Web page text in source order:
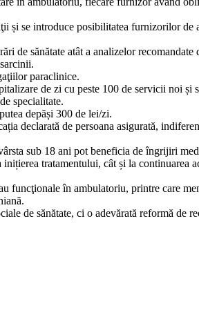
se introduce posibilitatea furnizorilor de
de sănătate atât a analizelor
paraclinice.
de zi cu peste 100 de servicii noi
specialitate.
depăși 300 de lei/zi.
de persoana asigurată,
sub 18 ani pot beneficia de îngrijiri
tratamentului, cât și la continuarea
în ambulatoriu, printre care
de sănătate, ci o adevărată reformă de